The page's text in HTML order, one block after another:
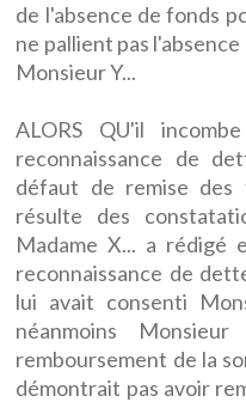
de l'absence de fonds
ne pallient pas
Monsieur Y...
ALORS QU'il
reconnaissance de
défaut de remise
résulte des
Madame X... a rédigé
reconnaissance de
lui avait consenti
néanmoins
remboursement de la
démontrait pas avoir